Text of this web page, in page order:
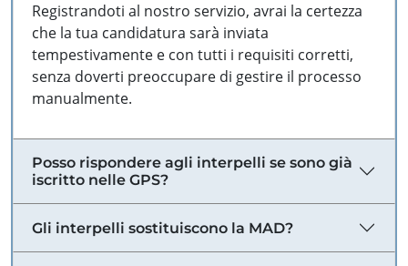
Registrandoti al nostro servizio, avrai la certezza
che la tua candidatura sarà inviata
tempestivamente e con tutti i requisiti corretti,
senza doverti preoccupare di gestire il processo
manualmente.
Posso rispondere agli interpelli se sono già
iscritto nelle GPS?
Gli interpelli sostituiscono la MAD?